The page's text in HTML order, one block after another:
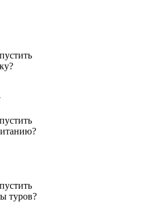
туров?